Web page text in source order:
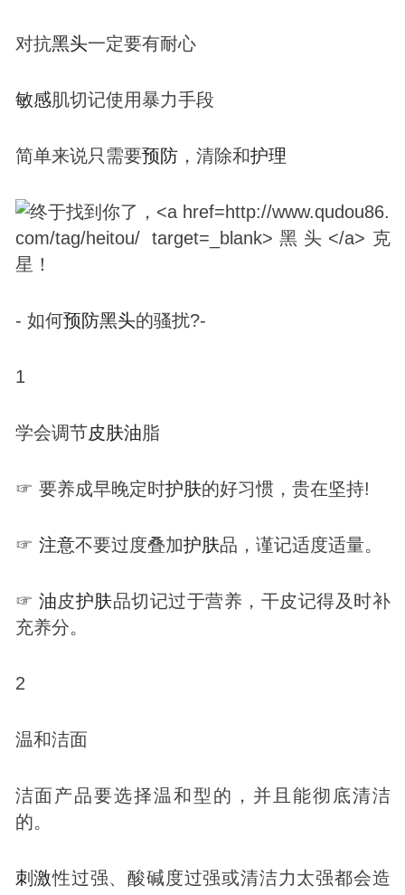
对抗黑头一定要有耐心
敏感肌切记使用暴力手段
简单来说只需要预防，清除和护理
- 如何预防黑头的骚扰?-
1
学会调节皮肤油脂
☞ 要养成早晚定时护肤的好习惯，贵在坚持!
☞ 注意不要过度叠加护肤品，谨记适度适量。
☞ 油皮护肤品切记过于营养，干皮记得及时补
充养分。
2
温和洁面
洁面产品要选择温和型的，并且能彻底清洁
的。
刺激性过强、酸碱度过强或清洁力太强都会造